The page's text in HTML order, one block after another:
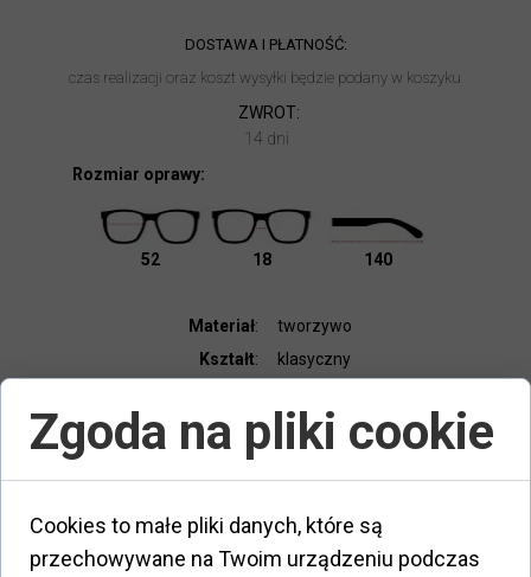
14 dni
czas realizacji oraz koszt wysyłki będzie podany w koszyku
ZWROT:
DOSTAWA I PŁATNOŚĆ:
Elastyczny zawias:
52
pełna
Typ oprawy :
klasyczny
Kształt:
140
18
tworzywo
Materiał:
Kod produktu: 74714562
Rozmiar oprawy:
Zgoda na pliki cookie
Cookies to małe pliki danych, które są
przechowywane na Twoim urządzeniu podczas